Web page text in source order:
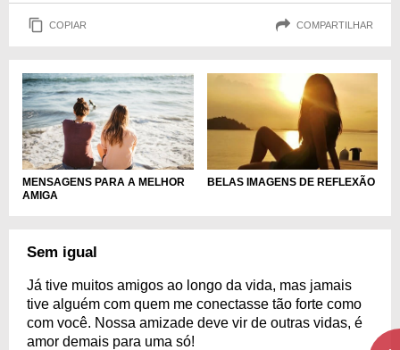
COPIAR COMPARTILHAR
MENSAGENS PARA A MELHOR
AMIGA
BELAS IMAGENS DE REFLEXÃO
Sem igual
Já tive muitos amigos ao longo da vida, mas jamais
tive alguém com quem me conectasse tão forte como
com você. Nossa amizade deve vir de outras vidas, é
amor demais para uma só!